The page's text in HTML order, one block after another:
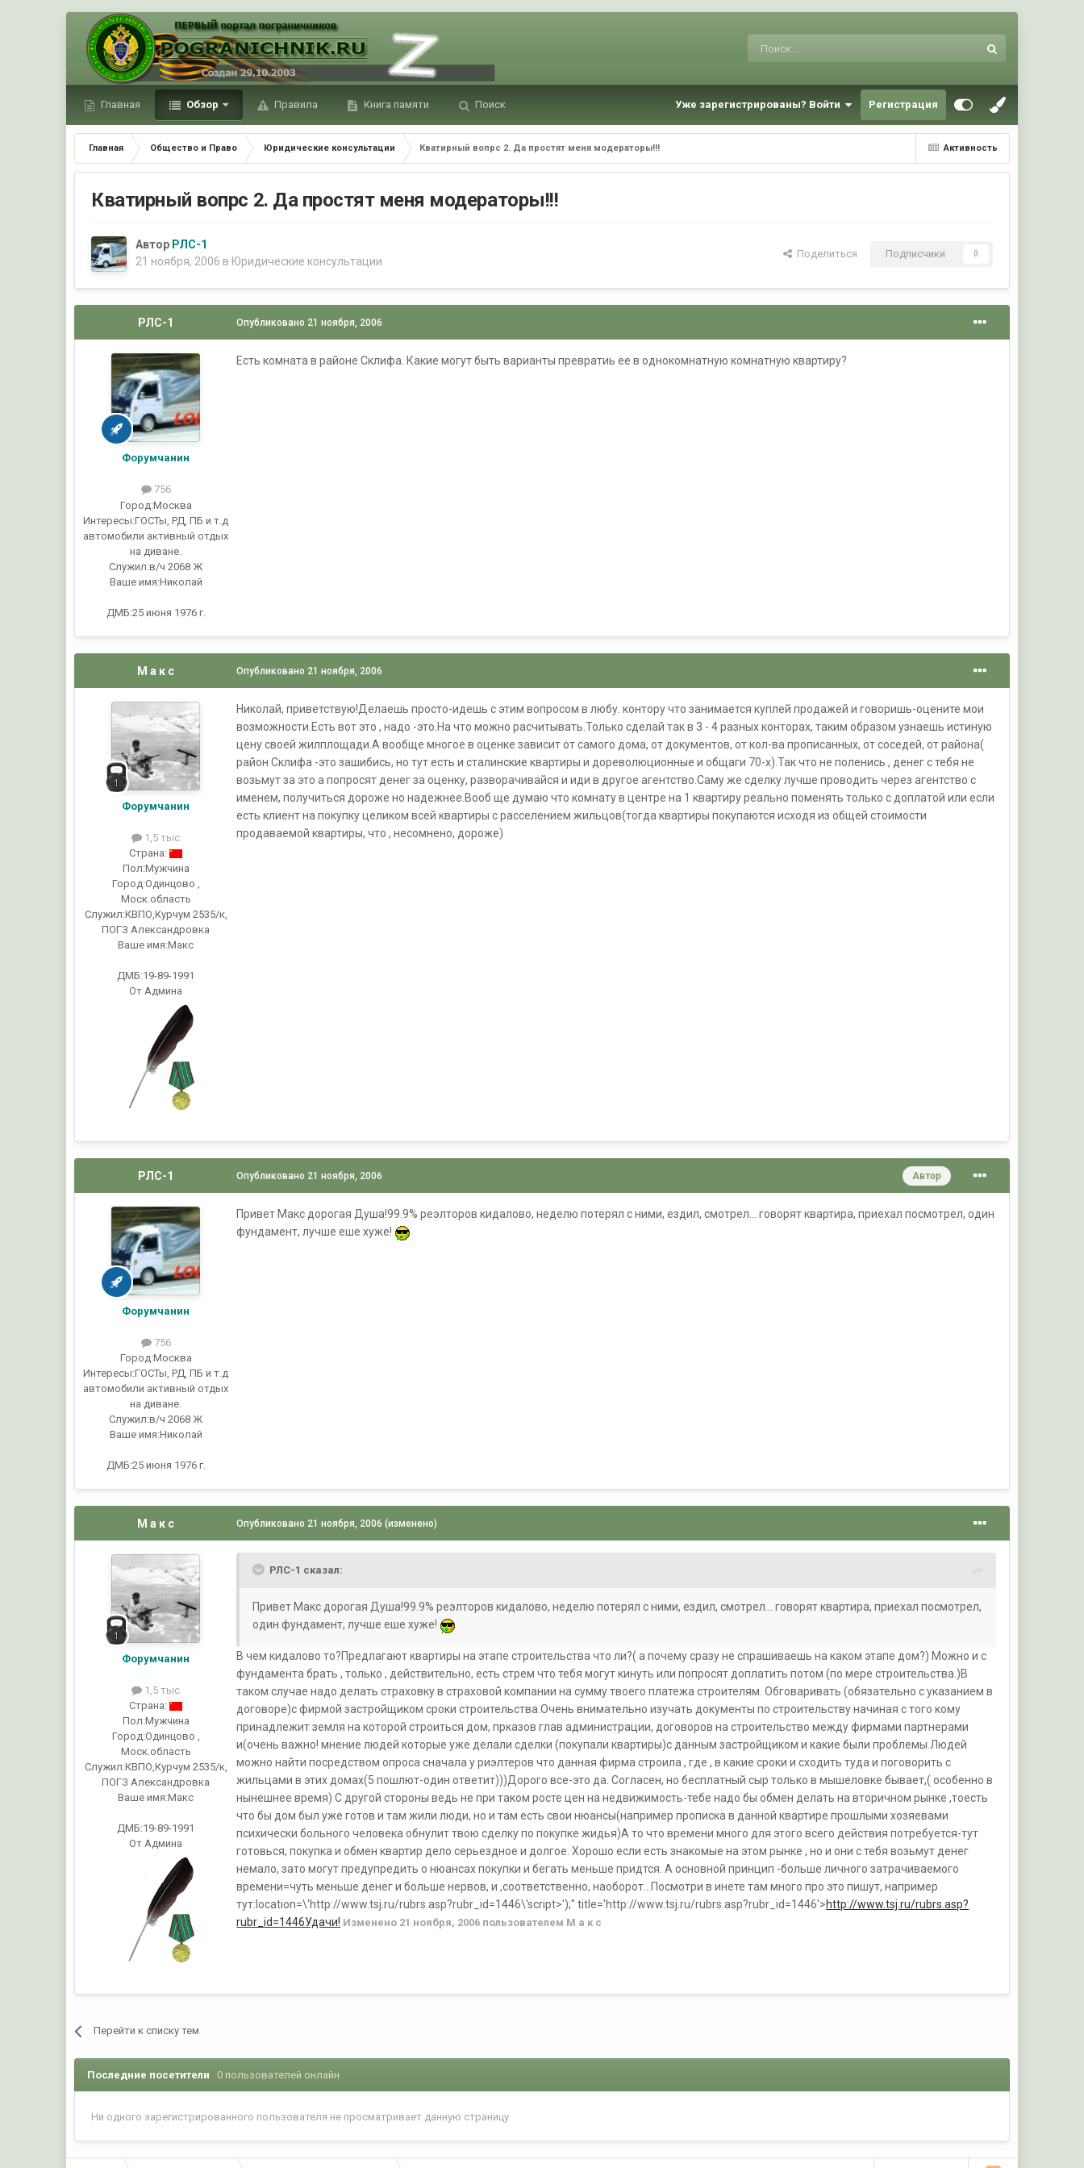
Главная Обзор Правила Книга памяти Поиск Уже зарегистрированы? Войти Регистрация
Активность
Главная Общество и Право Юридические консультации Кватирный вопрс 2. Да простят меня модераторы!!!
Кватирный вопрс 2. Да простят меня модераторы!!!
Автор РЛС-1
21 ноября, 2006 в Юридические консультации
Поделиться Подписчики 0
РЛС-1
Форумчанин
756
Город:Москва
Интересы:ГОСТы, РД, ПБ и т.д
автомобили активный отдых
на диване.
Служил:в/ч 2068 Ж
Ваше имя:Николай
ДМБ:25 июня 1976 г.
Опубликовано 21 ноября, 2006
Есть комната в районе Склифа. Какие могут быть варианты превратиь ее в однокомнатную комнатную квартиру?
М а к с
Форумчанин
1,5 тыс
Страна:
Пол:Мужчина
Город:Одинцово ,
Моск.область
Служил:КВПО,Курчум 2535/к,
ПОГЗ Александровка
Ваше имя:Макс
ДМБ:19-89-1991
От Админа
Опубликовано 21 ноября, 2006
Николай, приветствую!Делаешь просто-идешь с этим вопросом в любу. контору что занимается куплей продажей и говоришь-оцените мои
возможности.Есть вот это , надо -это.На что можно расчитывать.Только сделай так в 3 - 4 разных конторах, таким образом узнаешь истиную
цену своей жилплощади.А вообще многое в оценке зависит от самого дома, от документов, от кол-ва прописанных, от соседей, от района(
район Склифа -это зашибись, но тут есть и сталинские квартиры и дореволюционные и общаги 70-х).Так что не поленись , денег с тебя не
возьмут за это а попросят денег за оценку, разворачивайся и иди в другое агентство.Саму же сделку лучше проводить через агентство с
именем, получиться дороже но надежнее.Вооб ще думаю что комнату в центре на 1 квартиру реально поменять только с доплатой или если
есть клиент на покупку целиком всей квартиры с расселением жильцов(тогда квартиры покупаются исходя из общей стоимости
продаваемой квартиры, что , несомнено, дороже)
РЛС-1
Форумчанин
756
Город:Москва
Интересы:ГОСТы, РД, ПБ и т.д
автомобили активный отдых
на диване.
Служил:в/ч 2068 Ж
Ваше имя:Николай
ДМБ:25 июня 1976 г.
Автор
Опубликовано 21 ноября, 2006
Привет Макс дорогая Душа!99.9% реэлторов кидалово, неделю потерял с ними, ездил, смотрел... говорят квартира, приехал посмотрел, один
фундамент, лучше еше хуже!
М а к с
Форумчанин
1,5 тыс
Страна:
Пол:Мужчина
Город:Одинцово ,
Моск.область
Служил:КВПО,Курчум 2535/к,
ПОГЗ Александровка
Ваше имя:Макс
ДМБ:19-89-1991
От Админа
Опубликовано 21 ноября, 2006 (изменено)
РЛС-1 сказал:
Привет Макс дорогая Душа!99.9% реэлторов кидалово, неделю потерял с ними, ездил, смотрел... говорят квартира, приехал посмотрел,
один фундамент, лучше еше хуже!
В чем кидалово то?Предлагают квартиры на этапе строительства что ли?( а почему сразу не спрашиваешь на каком этапе дом?) Можно и с
фундамента брать , только , действительно, есть стрем что тебя могут кинуть или попросят доплатить потом (по мере строительства.)В
таком случае надо делать страховку в страховой компании на сумму твоего платежа строителям. Обговаривать (обязательно с указанием в
договоре)с фирмой застройщиком сроки строительства.Очень внимательно изучать документы по строительству начиная с того кому
принадлежит земля на которой строиться дом, прказов глав администрации, договоров на строительство между фирмами партнерами
и(очень важно! мнение людей которые уже делали сделки (покупали квартиры)с данным застройщиком и какие были проблемы.Людей
можно найти посредством опроса сначала у риэлтеров что данная фирма строила , где , в какие сроки и сходить туда и поговорить с
жильцами в этих домах(5 пошлют-один ответит)))Дорого все-это да. Согласен, но бесплатный сыр только в мышеловке бывает,( особенно в
нынешнее время) С другой стороны ведь не при таком росте цен на недвижимость-тебе надо бы обмен делать на вторичном рынке ,тоесть
что бы дом был уже готов и там жили люди, но и там есть свои нюансы(например прописка в данной квартире прошлыми хозяевами
психически больного человека обнулит твою сделку по покупке жидья)А то что времени много для этого всего действия потребуется-тут
готовься, покупка и обмен квартир дело серьездное и долгое. Хорошо если есть знакомые на этом рынке , но и они с тебя возьмут денег
немало, зато могут предупредить о нюансах покупки и бегать меньше придтся. А основной принцип -больше личного затрачиваемого
времени=чуть меньше денег и больше нервов, и ,соответственно, наоборот...Посмотри в инете там много про это пишут, например
тут:location=\'http://www.tsj.ru/rubrs.asp?rubr_id=1446\'script>');" title='http://www.tsj.ru/rubrs.asp?rubr_id=1446'>http://www.tsj.ru/rubrs.asp?
rubr_id=1446Удачи! Изменено 21 ноября, 2006 пользователем М а к с
Перейти к списку тем
Последние посетители 0 пользователей онлайн
Ни одного зарегистрированного пользователя не просматривает данную страницу